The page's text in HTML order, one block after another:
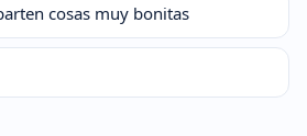
cosas muy bonitas